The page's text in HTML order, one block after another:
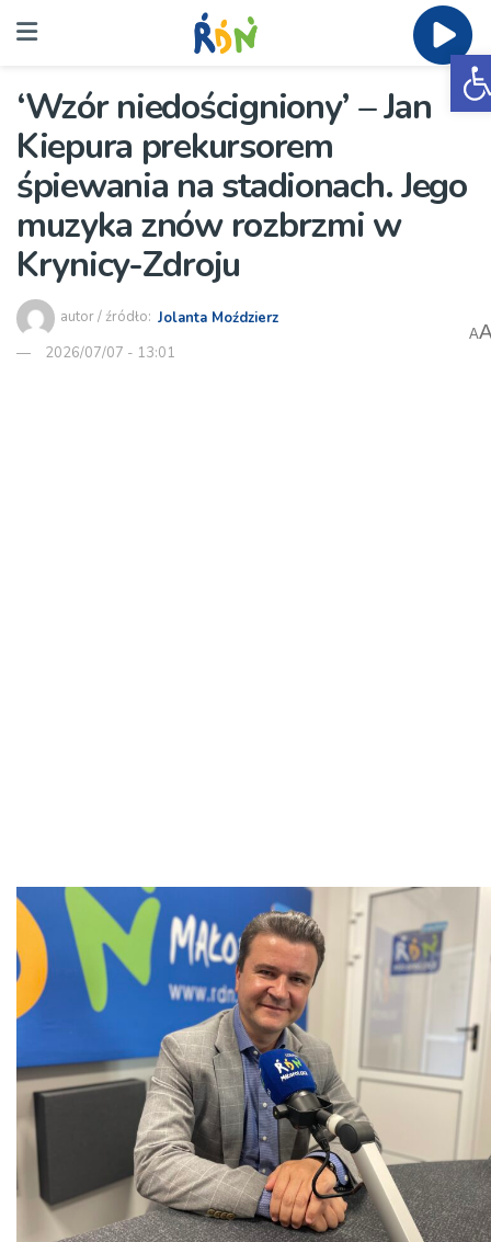
‘Wzór niedościgniony’ – Jan
Kiepura prekursorem
śpiewania na stadionach. Jego
muzyka znów rozbrzmi w
Krynicy-Zdroju
autor / źródło: Jolanta Moździerz
2026/07/07 - 13:01
A